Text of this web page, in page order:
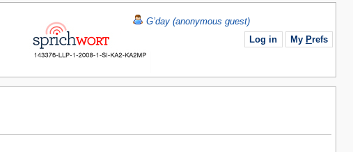
G’day (anonymous guest)
Log in
My Prefs